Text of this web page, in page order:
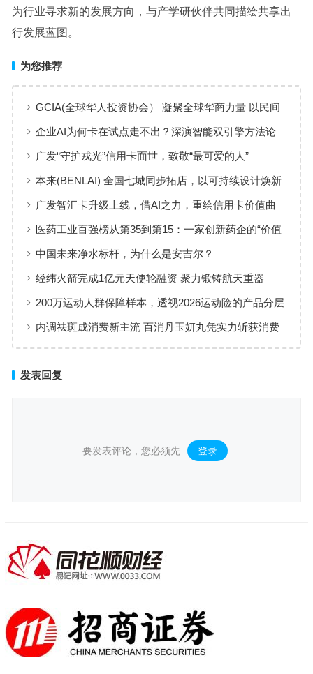
为行业寻求新的发展方向，与产学研伙伴共同描绘共享出
行发展蓝图。
为您推荐
GCIA(全球华人投资协会） 凝聚全球华商力量 以民间
交流赋能从业者共同成长
企业AI为何卡在试点走不出？深演智能双引擎方法论
回答：卡点不在模型，而在使用方式
广发“守护戎光”信用卡面世，致敬“最可爱的人”
本来(BENLAI) 全国七城同步拓店，以可持续设计焕新
品牌体验
广发智汇卡升级上线，借AI之力，重绘信用卡价值曲
线
医药工业百强榜从第35到第15：一家创新药企的“价值
增长”样本
中国未来净水标杆，为什么是安吉尔？
经纬火箭完成1亿元天使轮融资 聚力锻铸航天重器
200万运动人群保障样本，透视2026运动险的产品分层
与适配逻辑
内调祛斑成消费新主流 百消丹玉妍丸凭实力斩获消费
发表回复
要发表评论，您必须先 登录 。